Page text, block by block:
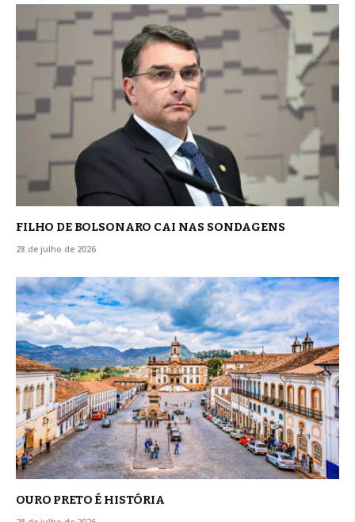
FILHO DE BOLSONARO CAI NAS SONDAGENS
28 de julho de 2026
OURO PRETO É HISTÓRIA